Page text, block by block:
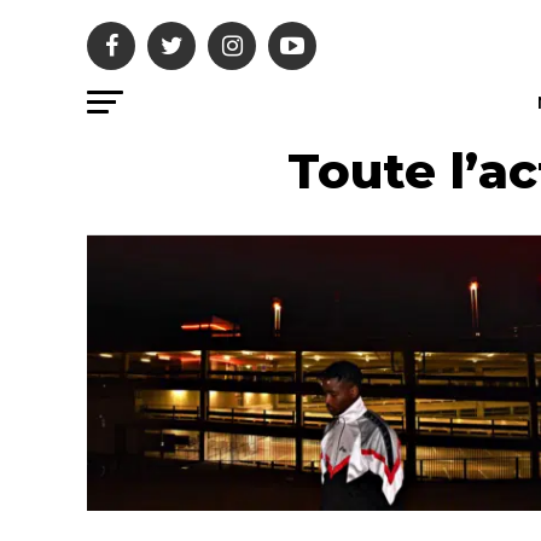
Toute